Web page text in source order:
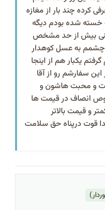
کرده چند بار از مغازه
خسته شده بودم دیگه
بیش از حد مشخص
چشمم به عسل کوهدار
یکبار هم از اینجا
سفارشم رو از آقا
و محبت هاشون و
انصاف در قیمت ها
و قیمت بالاتر
قوت درپناه حق سلامت